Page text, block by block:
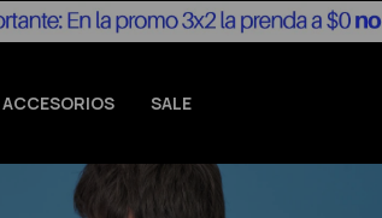
ACCESORIOS SALE